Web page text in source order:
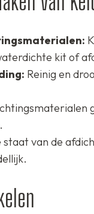
kit of
Reinig en
staat van de